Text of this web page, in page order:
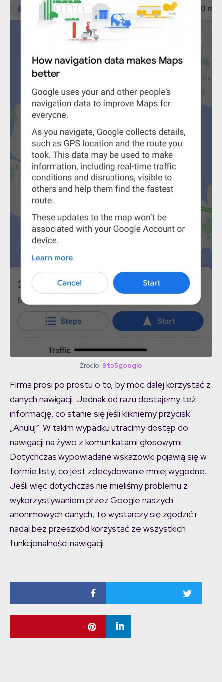
Źródło: 9to5google
Firma prosi po prostu o to, by móc dalej korzystać z
danych nawigacji. Jednak od razu dostajemy też
informację, co stanie się jeśli klikniemy przycisk
„Anuluj”. W takim wypadku utracimy dostęp do
nawigacji na żywo z komunikatami głosowymi.
Dotychczas wypowiadane wskazówki pojawią się w
formie listy, co jest zdecydowanie mniej wygodne.
Jeśli więc dotychczas nie mieliśmy problemu z
wykorzystywaniem przez Google naszych
anonimowych danych, to wystarczy się zgodzić i
nadal bez przeszkód korzystać ze wszystkich
funkcjonalności nawigacji.